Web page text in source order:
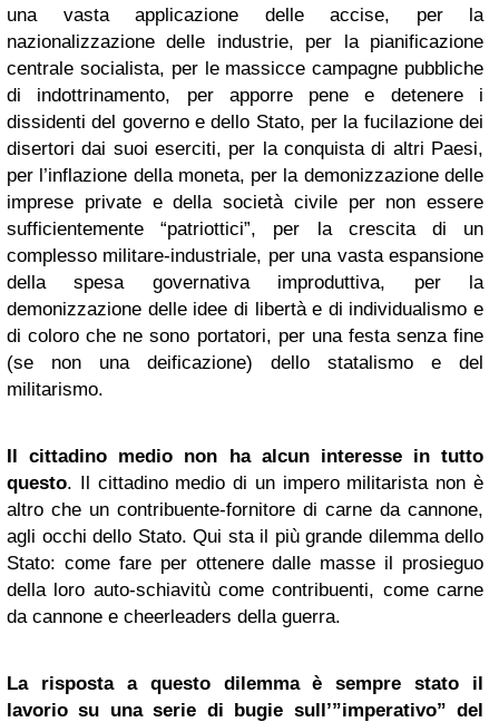
una vasta applicazione delle accise, per la
nazionalizzazione delle industrie, per la pianificazione
centrale socialista, per le massicce campagne pubbliche
di indottrinamento, per apporre pene e detenere i
dissidenti del governo e dello Stato, per la fucilazione dei
disertori dai suoi eserciti, per la conquista di altri Paesi,
per l’inflazione della moneta, per la demonizzazione delle
imprese private e della società civile per non essere
sufficientemente “patriottici”, per la crescita di un
complesso militare-industriale, per una vasta espansione
della spesa governativa improduttiva, per la
demonizzazione delle idee di libertà e di individualismo e
di coloro che ne sono portatori, per una festa senza fine
(se non una deificazione) dello statalismo e del
militarismo.
Il cittadino medio non ha alcun interesse in tutto
questo. Il cittadino medio di un impero militarista non è
altro che un contribuente-fornitore di carne da cannone,
agli occhi dello Stato. Qui sta il più grande dilemma dello
Stato: come fare per ottenere dalle masse il prosieguo
della loro auto-schiavitù come contribuenti, come carne
da cannone e cheerleaders della guerra.
La risposta a questo dilemma è sempre stato il
lavorio su una serie di bugie sull’”imperativo” del